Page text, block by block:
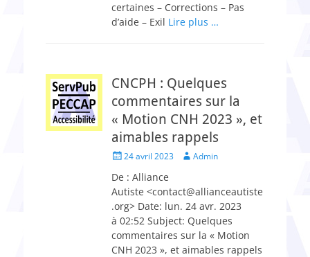
certaines – Corrections – Pas
d’aide – Exil Lire plus …
CNCPH : Quelques
commentaires sur la
« Motion CNH 2023 », et
aimables rappels
Posted24 avril 2023 Author
Admin
De : Alliance
Autiste <contact@allianceautiste
.org> Date: lun. 24 avr. 2023
à 02:52 Subject: Quelques
commentaires sur la « Motion
CNH 2023 », et aimables rappels